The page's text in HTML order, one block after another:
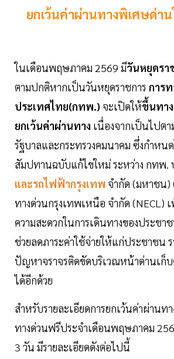
ยกเว้นค่าผ่านทางพิเศษด่าน
ในเดือนพฤษภาคม 2569 มีวันหยุดรา
ตามปกติหากเป็นวันหยุดราชการ การ
ประเทศไทย(กทพ.) จะเปิดให้ขึ้นทา
ยกเว้นค่าผ่านทาง เนื่องจากเป็นไปต
รัฐบาลและกระทรวงคมนาคม ซึ่งกำห
สัมปทานฉบับแก้ไขใหม่ ระหว่าง กทพ.
และรถไฟฟ้ากรุงเทพ จำกัด (มหาชน)
ทางด่วนกรุงเทพเหนือ จำกัด (NECL)
ความสะดวกในการเดินทางของประช
ช่วยลดภาระค่าใช้จ่ายให้แก่ประชาชน
ปัญหาจราจรติดขัดบริเวณหน้าด่านเก็
ได้อีกด้วย
สำหรับรายละเอียดการยกเว้นค่าผ่าน
ทางด่วนฟรีประจำเดือนพฤษภาคม
3 วัน มีรายละเอียดดังต่อไปนี้